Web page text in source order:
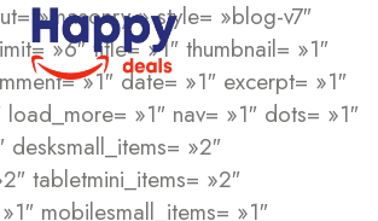
»masonry » style= »blog-v7″
»6″ title= »1″ thumbnail= »1″
»1″ date= »1″ excerpt= »1″
»1″ nav= »1″ dots= »1″
»2″
tabletmini_items= »2″
mobilesmall_items= »1″